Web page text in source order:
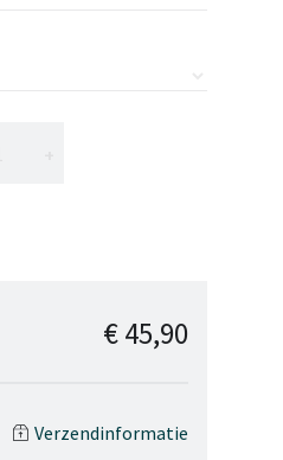
€ 45,90
Verzendinformatie